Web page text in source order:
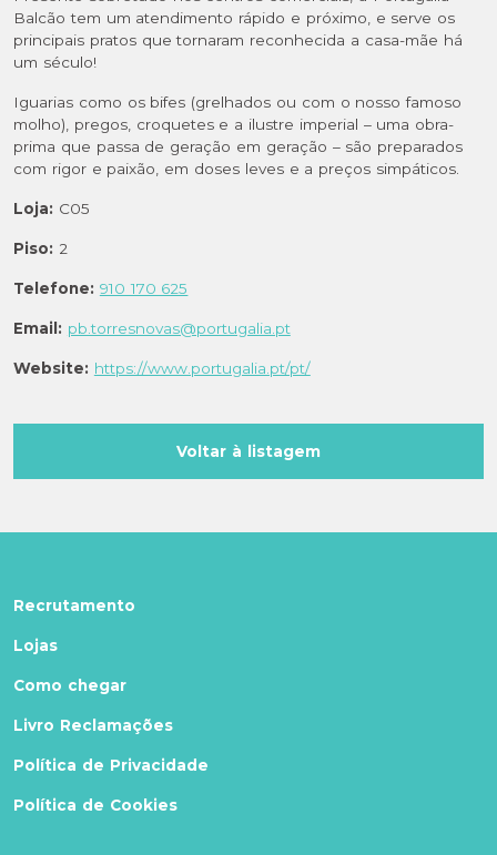
Balcão tem um atendimento rápido e próximo, e serve os
principais pratos que tornaram reconhecida a casa-mãe há
um século!
Iguarias como os bifes (grelhados ou com o nosso famoso
molho), pregos, croquetes e a ilustre imperial – uma obra-
prima que passa de geração em geração – são preparados
com rigor e paixão, em doses leves e a preços simpáticos.
Loja: C05
Piso: 2
Telefone: 910 170 625
Email: pb.torresnovas@portugalia.pt
Website: https://www.portugalia.pt/pt/
Voltar à listagem
Recrutamento
Lojas
Como chegar
Livro Reclamações
Política de Privacidade
Política de Cookies